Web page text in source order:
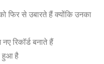
फिर से उबारते हैं क्योंकि उनका
रिकॉर्ड बनाते हैं
हुआ है